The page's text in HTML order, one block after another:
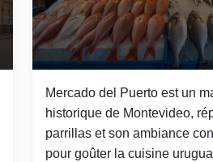
Mercado del Puerto est un
historique de Montevideo,
parrillas et son ambiance
pour goûter la cuisine